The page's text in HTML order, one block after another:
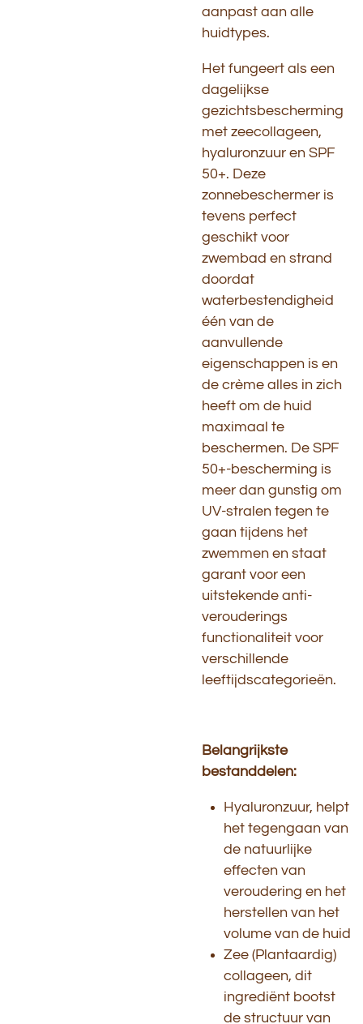
aanpast aan alle
huidtypes.
Het fungeert als een
dagelijkse
gezichtsbescherming
met zeecollageen,
hyaluronzuur en SPF
50+. Deze
zonnebeschermer is
tevens perfect
geschikt voor
zwembad en strand
doordat
waterbestendigheid
één van de
aanvullende
eigenschappen is en
de crème alles in zich
heeft om de huid
maximaal te
beschermen. De SPF
50+-bescherming is
meer dan gunstig om
UV-stralen tegen te
gaan tijdens het
zwemmen en staat
garant voor een
uitstekende anti-
verouderings
functionaliteit voor
verschillende
leeftijdscategorieën.
Belangrijkste
bestanddelen:
Hyaluronzuur, helpt
het tegengaan van
de natuurlijke
effecten van
veroudering en het
herstellen van het
volume van de huid
Zee (Plantaardig)
collageen, dit
ingrediënt bootst
de structuur van